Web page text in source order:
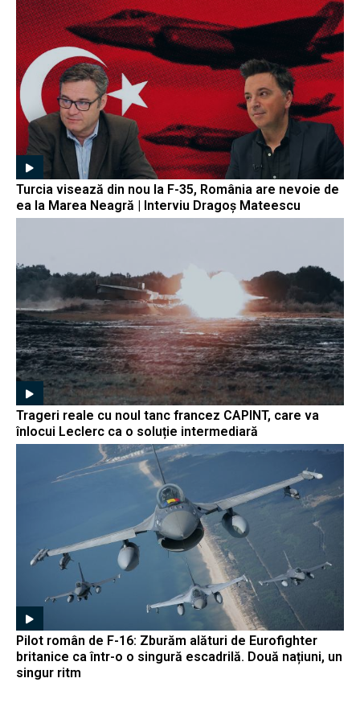
Turcia visează din nou la F-35, România are nevoie de
ea la Marea Neagră | Interviu Dragoș Mateescu
Trageri reale cu noul tanc francez CAPINT, care va
înlocui Leclerc ca o soluție intermediară
Pilot român de F-16: Zburăm alături de Eurofighter
britanice ca într-o o singură escadrilă. Două națiuni, un
singur ritm